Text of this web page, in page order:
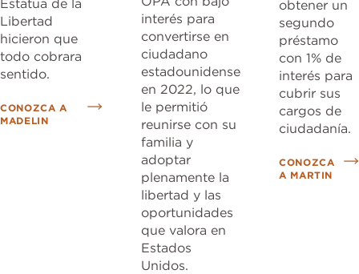
Libertad
hicieron que
todo cobrara
sentido.
CONOZCA A
MADELIN
interés para
convertirse en
ciudadano
estadounidense
en 2022, lo que
le permitió
reunirse con su
familia y
adoptar
plenamente la
libertad y las
oportunidades
que valora en
Estados
Unidos.
obtener un
segundo
préstamo
con 1% de
interés para
cubrir sus
cargos de
ciudadanía.
CONOZCA
A MARTIN